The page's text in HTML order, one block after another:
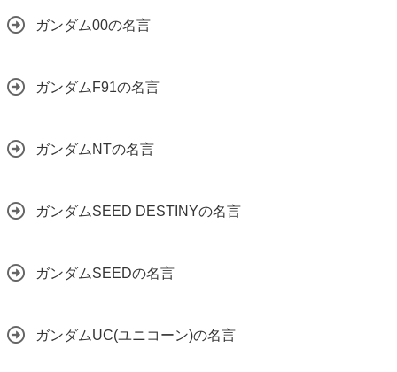
ガンダム00の名言
ガンダムF91の名言
ガンダムNTの名言
ガンダムSEED DESTINYの名言
ガンダムSEEDの名言
ガンダムUC(ユニコーン)の名言